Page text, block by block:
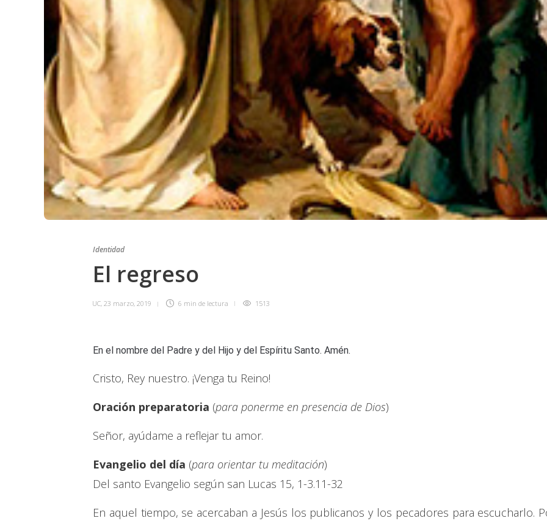
Identidad
El regreso
UC, 23 marzo, 2019 6 min de lectura 1513
En el nombre del Padre y del Hijo y del Espíritu Santo. Amén.
Cristo, Rey nuestro. ¡Venga tu Reino!
Oración preparatoria (para ponerme en presencia de Dios)
Señor, ayúdame a reflejar tu amor.
Evangelio del día (para orientar tu meditación)
Del santo Evangelio según san Lucas 15, 1-3.11-32
En aquel tiempo, se acercaban a Jesús los publicanos y los pecadores para escucharlo.